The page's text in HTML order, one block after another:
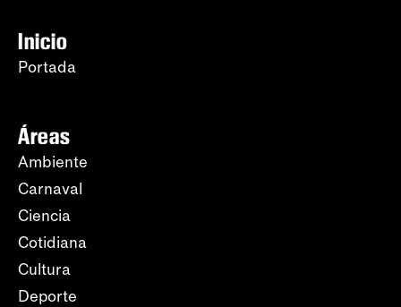
Inicio
Portada
Áreas
Ambiente
Carnaval
Ciencia
Cotidiana
Cultura
Deporte